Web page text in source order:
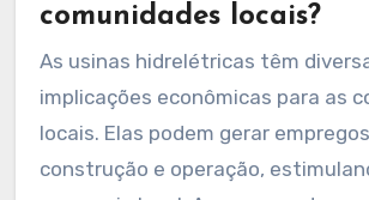
comunidades locais?
As usinas hidrelétricas têm
implicações econômicas para as
locais. Elas podem gerar
construção e operação,